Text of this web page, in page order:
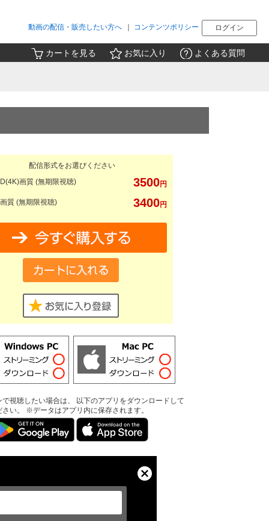
ログイン
コンテンツポリシー
動画の配信・販売したい方へ
カートを見る お気に入り よくある質問
配信形式をお選びください
3500円
画質 (無期限視聴)
3400円
質 (無期限視聴)
で視聴したい場合は、 以下のアプリをダウンロードして
さい。 ※データはアプリ内に保存されます。
Close
Modal
Dialog